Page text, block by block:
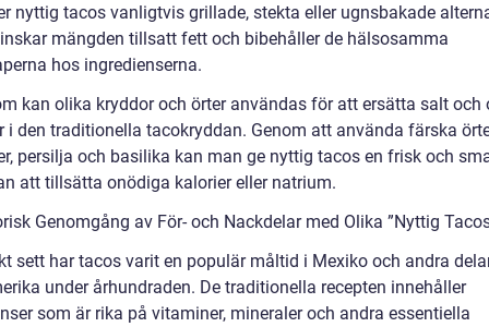
nyttig tacos vanligtvis grillade, stekta eller ugnsbakade
mängden tillsatt fett och bibehåller de hälsosamma
hos ingredienserna.
kan olika kryddor och örter användas för att ersätta salt och
i den traditionella tacokryddan. Genom att använda färska
persilja och basilika kan man ge nyttig tacos en frisk och
att tillsätta onödiga kalorier eller natrium.
Genomgång av För- och Nackdelar med Olika ”Nyttig
sett har tacos varit en populär måltid i Mexiko och andra
under århundraden. De traditionella recepten innehåller
som är rika på vitaminer, mineraler och andra essentiella